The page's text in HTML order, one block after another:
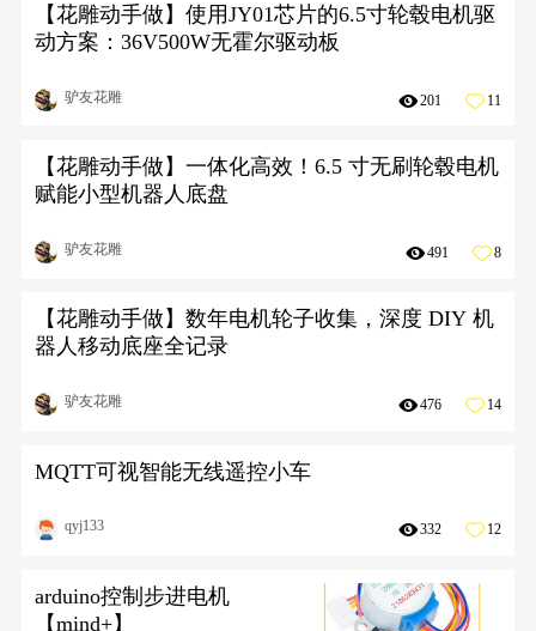
【花雕动手做】使用JY01芯片的6.5寸轮毂电机驱
动方案：36V500W无霍尔驱动板
驴友花雕 201 11
【花雕动手做】一体化高效！6.5 寸无刷轮毂电机
赋能小型机器人底盘
驴友花雕 491 8
【花雕动手做】数年电机轮子收集，深度 DIY 机
器人移动底座全记录
驴友花雕 476 14
MQTT可视智能无线遥控小车
qyj133 332 12
arduino控制步进电机
【mind+】